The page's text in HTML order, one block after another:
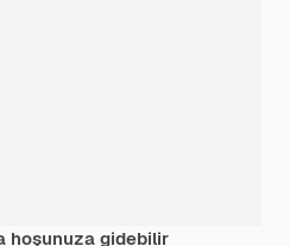
hoşunuza gidebilir